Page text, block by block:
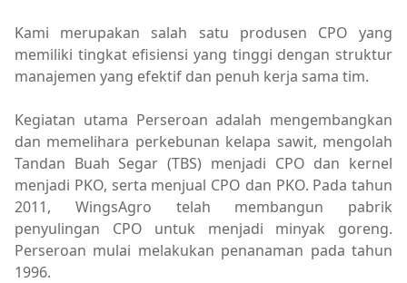
Kami merupakan salah satu produsen CPO yang
memiliki tingkat efisiensi yang tinggi dengan struktur
manajemen yang efektif dan penuh kerja sama tim.
Kegiatan utama Perseroan adalah mengembangkan
dan memelihara perkebunan kelapa sawit, mengolah
Tandan Buah Segar (TBS) menjadi CPO dan kernel
menjadi PKO, serta menjual CPO dan PKO. Pada tahun
2011, WingsAgro telah membangun pabrik
penyulingan CPO untuk menjadi minyak goreng.
Perseroan mulai melakukan penanaman pada tahun
1996.